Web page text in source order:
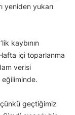
yeniden yukarı
kaybının
içi toparlanma
verisi
eğiliminde.
çünkü geçtiğimiz